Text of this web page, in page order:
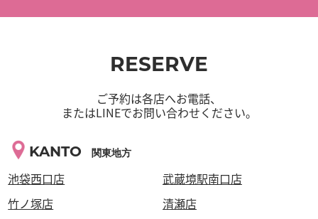
RESERVE
ご予約は各店へお電話、
またはLINEでお問い合わせください。
KANTO 関東地方
池袋西口店
武蔵境駅南口店
竹ノ塚店
清瀬店